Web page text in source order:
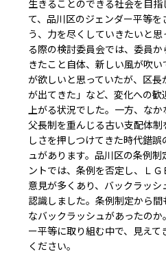
生きることのできる社会を目
て、品川区のジェンダー平等
う、力を尽くしていきたいと思
る際の検討委員会では、委員
きたこと自体、新しい風が吹
が欲しいと思っていたが、区
が出てきた」など、変化への
上がる状況でした。一方、な
父長制を重んじる古い支配体
しさを押しつけてきた時代錯
ュがあります。品川区の条例
ントでは、条例を否定し、Ｌ
意見が多くあり、バックラッ
認識しました。条例制定から
なバックラッシュがあったの
ー平等に取り組む中で、見え
ください。